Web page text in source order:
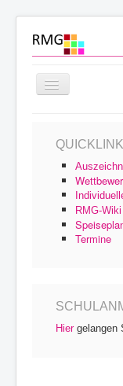
Navigation
an/aus
Schulprofil
Unterricht
Schulleben
RMG-Wiki
Termine
Hiergelangen